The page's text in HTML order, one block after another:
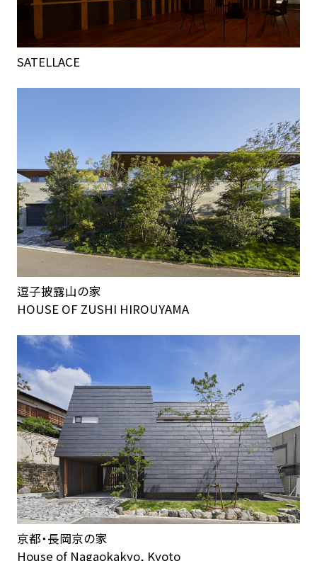
SATELLACE
逗子披露山の家
HOUSE OF ZUSHI HIROUYAMA
京都・長岡京の家
House of Nagaokakyo, Kyoto